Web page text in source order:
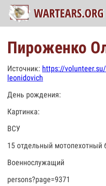
Пироженко
Источник: https://
leonidovich
День рождения:
Картинка:
ВСУ
15 отдельный
Военнослужащий
persons?page=9371